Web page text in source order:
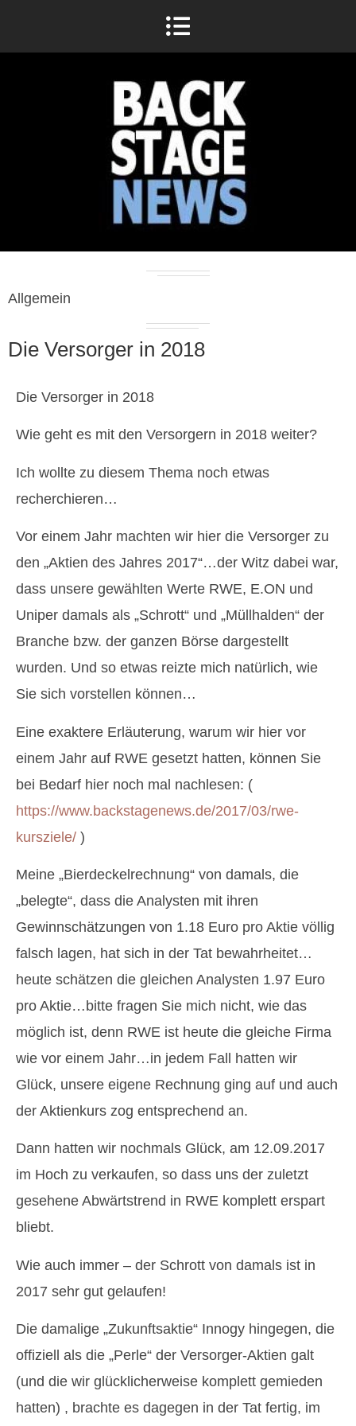
Allgemein
Die Versorger in 2018
Die Versorger in 2018
Wie geht es mit den Versorgern in 2018 weiter?
Ich wollte zu diesem Thema noch etwas
recherchieren…
Vor einem Jahr machten wir hier die Versorger zu
den „Aktien des Jahres 2017“…der Witz dabei war,
dass unsere gewählten Werte RWE, E.ON und
Uniper damals als „Schrott“ und „Müllhalden“ der
Branche bzw. der ganzen Börse dargestellt
wurden. Und so etwas reizte mich natürlich, wie
Sie sich vorstellen können…
Eine exaktere Erläuterung, warum wir hier vor
einem Jahr auf RWE gesetzt hatten, können Sie
bei Bedarf hier noch mal nachlesen: (
https://www.backstagenews.de/2017/03/rwe-
kursziele/ )
Meine „Bierdeckelrechnung“ von damals, die
„belegte“, dass die Analysten mit ihren
Gewinnschätzungen von 1.18 Euro pro Aktie völlig
falsch lagen, hat sich in der Tat bewahrheitet…
heute schätzen die gleichen Analysten 1.97 Euro
pro Aktie…bitte fragen Sie mich nicht, wie das
möglich ist, denn RWE ist heute die gleiche Firma
wie vor einem Jahr…in jedem Fall hatten wir
Glück, unsere eigene Rechnung ging auf und auch
der Aktienkurs zog entsprechend an.
Dann hatten wir nochmals Glück, am 12.09.2017
im Hoch zu verkaufen, so dass uns der zuletzt
gesehene Abwärtstrend in RWE komplett erspart
bliebt.
Wie auch immer – der Schrott von damals ist in
2017 sehr gut gelaufen!
Die damalige „Zukunftsaktie“ Innogy hingegen, die
offiziell als die „Perle“ der Versorger-Aktien galt
(und die wir glücklicherweise komplett gemieden
hatten) , brachte es dagegen in der Tat fertig, im